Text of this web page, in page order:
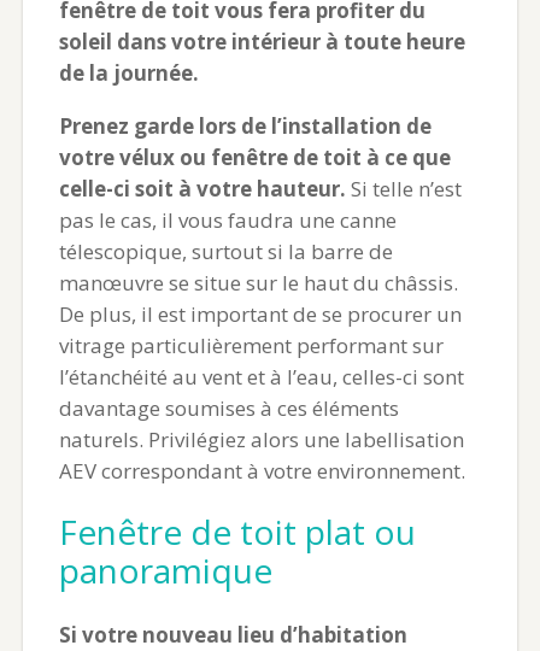
fenêtre de toit vous fera profiter du
soleil dans votre intérieur à toute heure
de la journée.
Prenez garde lors de l’installation de
votre vélux ou fenêtre de toit à ce que
celle-ci soit à votre hauteur. Si telle n’est
pas le cas, il vous faudra une canne
télescopique, surtout si la barre de
manœuvre se situe sur le haut du châssis.
De plus, il est important de se procurer un
vitrage particulièrement performant sur
l’étanchéité au vent et à l’eau, celles-ci sont
davantage soumises à ces éléments
naturels. Privilégiez alors une labellisation
AEV correspondant à votre environnement.
Fenêtre de toit plat ou
panoramique
Si votre nouveau lieu d’habitation